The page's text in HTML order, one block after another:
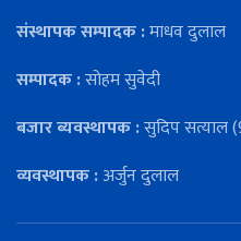
संस्थापक सम्पादक :माधव दुलाल
सम्पादक :सोहम सुवेदी
बजार ब्यवस्थापक :सुदिप सत्याल
व्यवस्थापक :अर्जुन दुलाल